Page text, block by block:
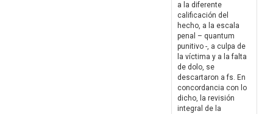
a la diferente
calificación del
hecho, a la escala
penal – quantum
punitivo -, a culpa de
la víctima y a la falta
de dolo, se
descartaron a fs. En
concordancia con lo
dicho, la revisión
integral de la